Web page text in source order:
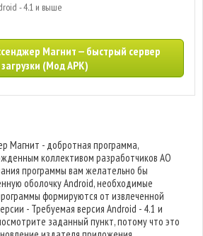
- 4.1 и выше
Магнит — быстрый сервер
загрузки (Мод APK)
Магнит - добротная программа,
коллективом разработчиков АО
программы вам желательно бы
оболочку Android, необходимые
формируются от извлеченной
- Требуемая версия Android - 4.1 и
заданный пункт, потому что это